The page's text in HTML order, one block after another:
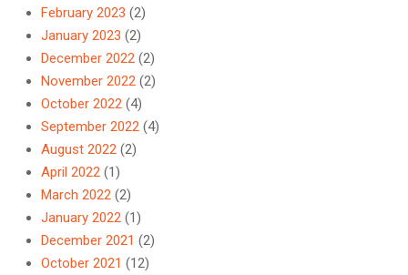
February 2023 (2)
January 2023 (2)
December 2022 (2)
November 2022 (2)
October 2022 (4)
September 2022 (4)
August 2022 (2)
April 2022 (1)
March 2022 (2)
January 2022 (1)
December 2021 (2)
October 2021 (12)